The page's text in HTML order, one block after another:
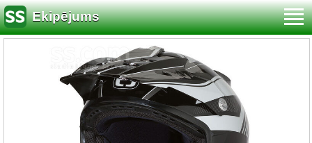
Ekipējums